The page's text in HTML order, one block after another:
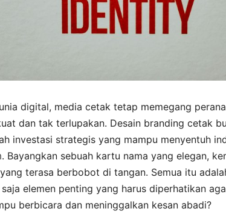
digital, media cetak tetap memegang
dan tak terlupakan. Desain branding cetak
investasi strategis yang mampu menyentuh
Bayangkan sebuah kartu nama yang elegan,
terasa berbobot di tangan. Semua itu
elemen penting yang harus diperhatikan
berbicara dan meninggalkan kesan abadi?